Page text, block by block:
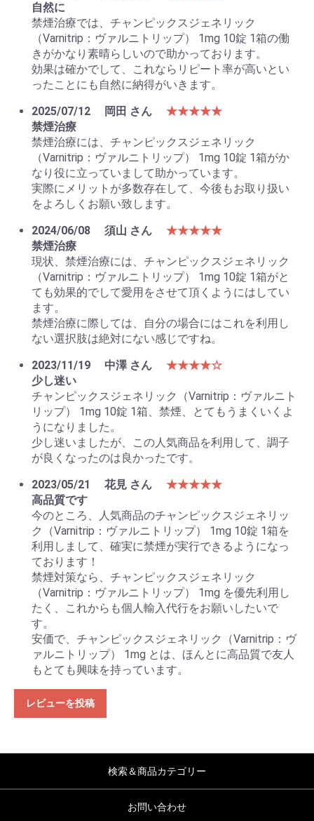
自然に
禁煙治療では、チャンピックスジェネリック
（Varnitrip：ヴァルニトリップ） 1mg 10錠 1箱の働
きがかなり素晴らしいので助かっております。
効果は確かでして、これならリピート率が高いとい
ったことにも自然に納得がいきます。
2025/07/12
岡田 さん
★★★★★
禁煙治療
禁煙治療には、チャンピックスジェネリック
（Varnitrip：ヴァルニトリップ） 1mg 10錠 1箱がか
なり役に立っていまして助かっています。
実際にメリットが多数存在して、今後もお取り扱い
をよろしくお願い致します。
2024/06/08
須山 さん
★★★★★
禁煙治療
現状、禁煙治療には、チャンピックスジェネリック
（Varnitrip：ヴァルニトリップ） 1mg 10錠 1箱がと
ても効果的でして愛用をさせて頂くようにはしてい
ます。
禁煙治療に際しては、自分の場合にはこれを利用し
ない選択肢は絶対にない感じですね。
2023/11/19
中澤 さん
★★★★☆
少し迷い
チャンピックスジェネリック（Varnitrip：ヴァルニト
リップ） 1mg 10錠 1箱、禁煙、とてもうまくいくよ
うになりました。
少し迷いましたが、この人気商品を利用して、調子
が良くなったのは良かったです。
2023/05/21
花見 さん
★★★★★
高品質です
今のところ、人気商品のチャンピックスジェネリッ
ク（Varnitrip：ヴァルニトリップ） 1mg 10錠 1箱を
利用しまして、確実に禁煙が実行できるようになっ
ております！
禁煙対策なら、チャンピックスジェネリック
（Varnitrip：ヴァルニトリップ） 1mg を優先利用し
たく、これからも個人輸入代行をお願いしたいで
す。
安価で、チャンピックスジェネリック（Varnitrip：ヴ
ァルニトリップ） 1mg とは、ほんとに高品質で友人
もとても興味を持っています。
レビューを投稿
検索＆商品カテゴリー
お問い合わせ